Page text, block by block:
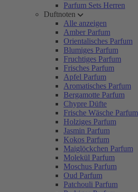
Parfum Sets Herren
Duftnoten
Alle anzeigen
Amber Parfum
Orientalisches Parfum
Blumiges Parfum
Fruchtiges Parfum
Frisches Parfum
Apfel Parfum
Aromatisches Parfum
Bergamotte Parfum
Chypre Düfte
Frische Wäsche Parfum
Holziges Parfum
Jasmin Parfum
Kokos Parfum
Maiglöckchen Parfum
Molekül Parfum
Moschus Parfum
Oud Parfum
Patchouli Parfum